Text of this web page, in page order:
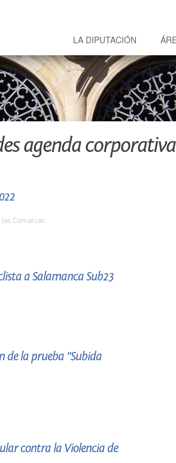
LA DIPUTACIÓN
agenda corporativa
Comarcas
a Salamanca Sub23
de la prueba "Subida
contra la Violencia de